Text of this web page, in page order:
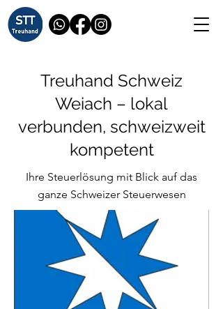
Treuhand Schweiz
Weiach – lokal
verbunden, schweizweit
kompetent
Ihre Steuerlösung mit Blick auf das
ganze Schweizer Steuerwesen